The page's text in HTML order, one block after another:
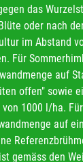
das
oder nach
im Abstand
Für
auf
offen" sowie
1000 l/ha.
auf
gemäss den